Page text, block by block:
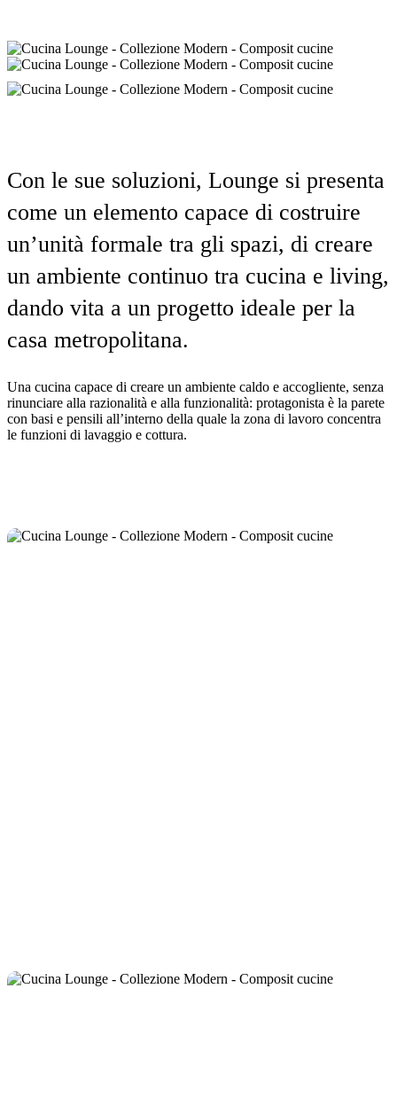
Con le sue soluzioni, Lounge si presenta
come un elemento capace di costruire
un’unità formale tra gli spazi, di creare
un ambiente continuo tra cucina e living,
dando vita a un progetto ideale per la
casa metropolitana.
Una cucina capace di creare un ambiente caldo e accogliente, senza
rinunciare alla razionalità e alla funzionalità: protagonista è la parete
con basi e pensili all’interno della quale la zona di lavoro concentra
le funzioni di lavaggio e cottura.